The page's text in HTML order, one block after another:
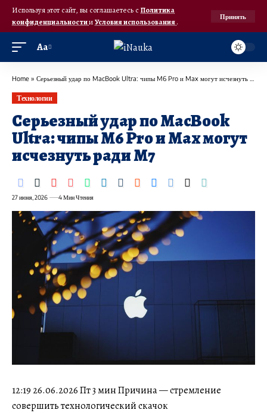
Используя этот сайт, вы соглашаетесь с Политика
конфиденциальностииУсловия использования.
Принять
Аа
Home » Серьезный удар по MacBook Ultra: чипы M6 Pro и Max могут исчезнуть ради M7
Технологии
Серьезный удар по MacBook
Ultra: чипы M6 Pro и Max могут
исчезнуть ради M7
27 июня, 2026 4 Мин Чтения
12:19 26.06.2026 Пт 3 мин Причина — стремление
совершить технологический скачок